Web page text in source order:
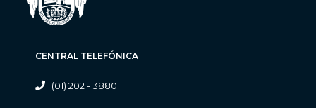
CENTRAL TELEFÓNICA
(01) 202 - 3880